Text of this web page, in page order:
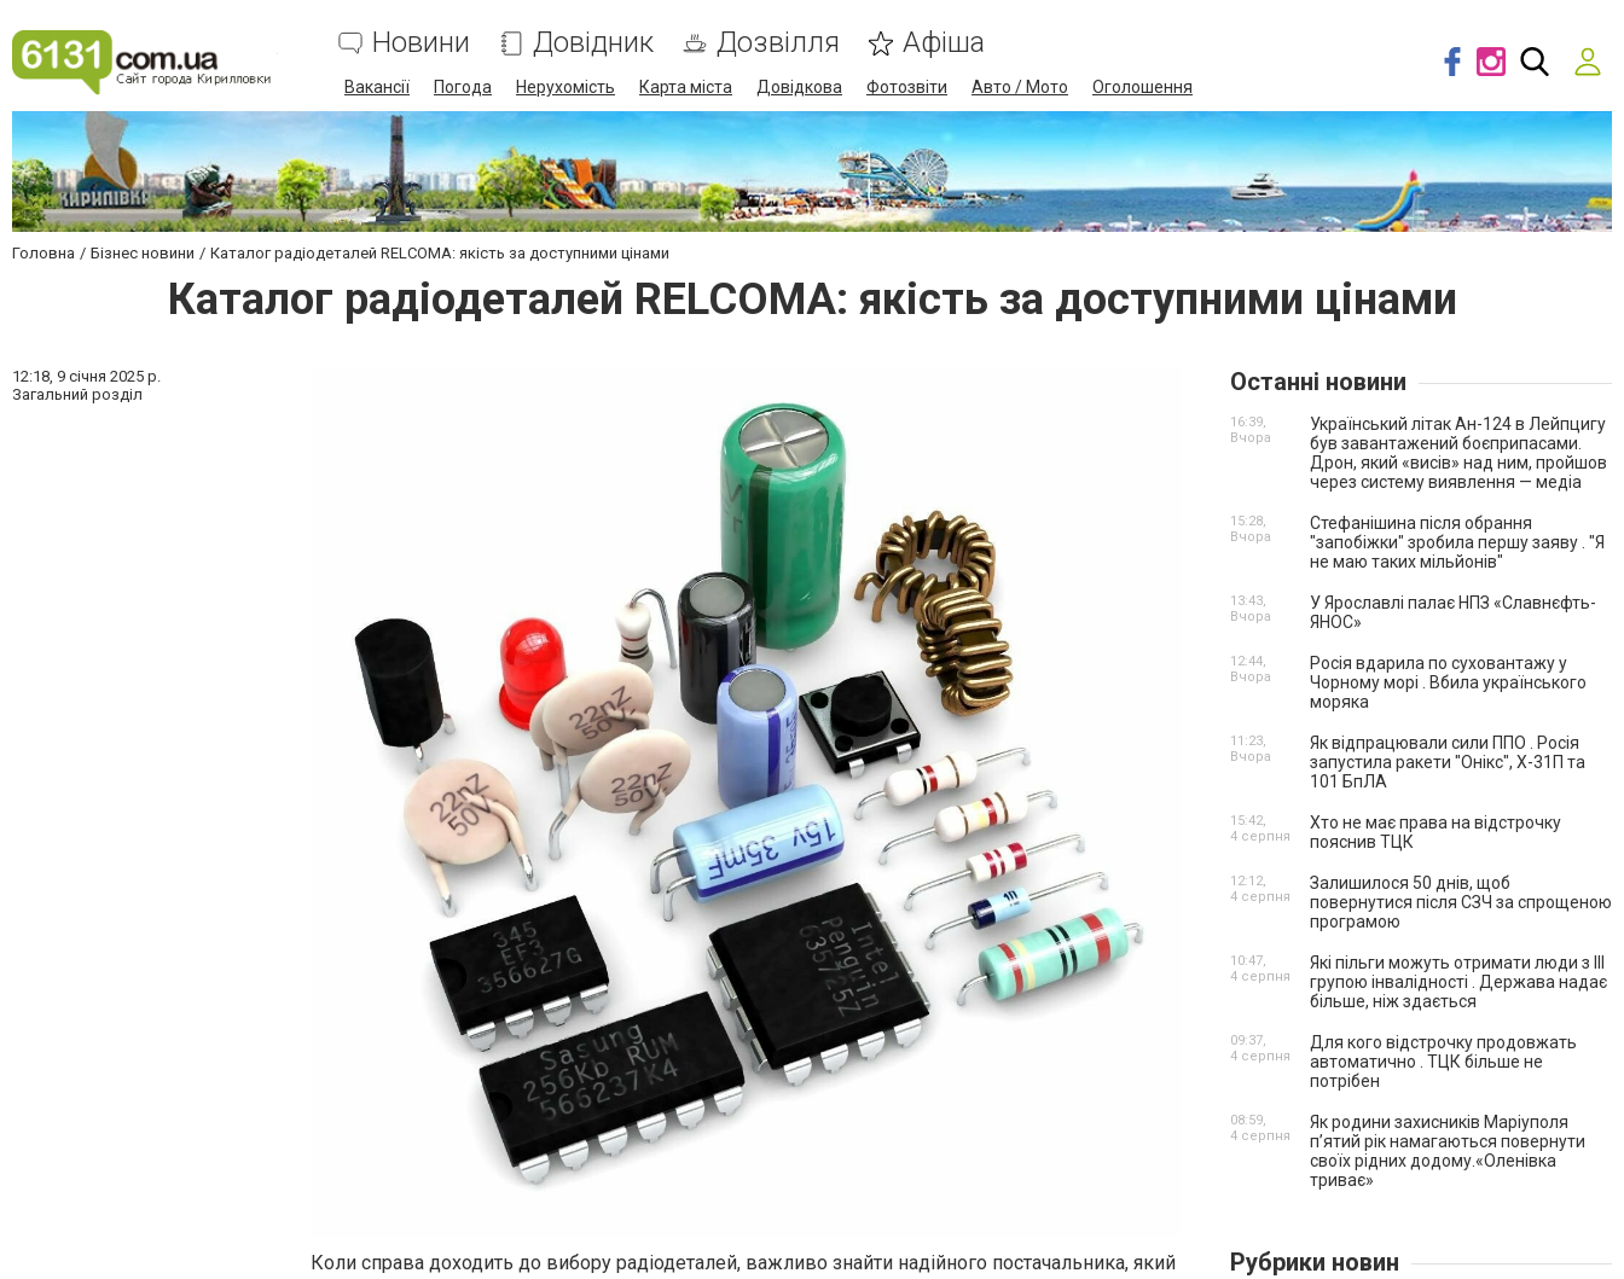
Новини Довідник Дозвілля Афіша
Вакансії Погода Нерухомість Карта міста Довідкова Фотозвіти Авто / Мото Оголошення
Головна Бізнес новини Каталог радіодеталей RELCOMA: якість за доступними цінами
Каталог радіодеталей RELCOMA: якість за доступними цінами
12:18, 9 січня 2025 р.
Загальний розділ
Коли справа доходить до вибору радіодеталей, важливо знайти надійного постачальника, який
Останні новини
Український літак Ан-124 в Лейпцигу
був завантажений боєприпасами.
Дрон, який «висів» над ним, пройшов
через систему виявлення — медіа
16:39,
Вчора
Стефанішина після обрання
"запобіжки" зробила першу заяву . "Я
не маю таких мільйонів"
15:28,
Вчора
У Ярославлі палає НПЗ «Славнєфть-
ЯНОС»
13:43,
Вчора
Росія вдарила по суховантажу у
Чорному морі . Вбила українського
моряка
12:44,
Вчора
Як відпрацювали сили ППО . Росія
запустила ракети "Онікс", Х-31П та
101 БпЛА
11:23,
Вчора
Хто не має права на відстрочку
пояснив ТЦК
15:42,
4 серпня
Залишилося 50 днів, щоб
повернутися після СЗЧ за спрощеною
програмою
12:12,
4 серпня
Які пільги можуть отримати люди з III
групою інвалідності . Держава надає
більше, ніж здається
10:47,
4 серпня
Для кого відстрочку продовжать
автоматично . ТЦК більше не
потрібен
09:37,
4 серпня
Як родини захисників Маріуполя
пʼятий рік намагаються повернути
своїх рідних додому.«Оленівка
триває»
08:59,
4 серпня
Рубрики новин